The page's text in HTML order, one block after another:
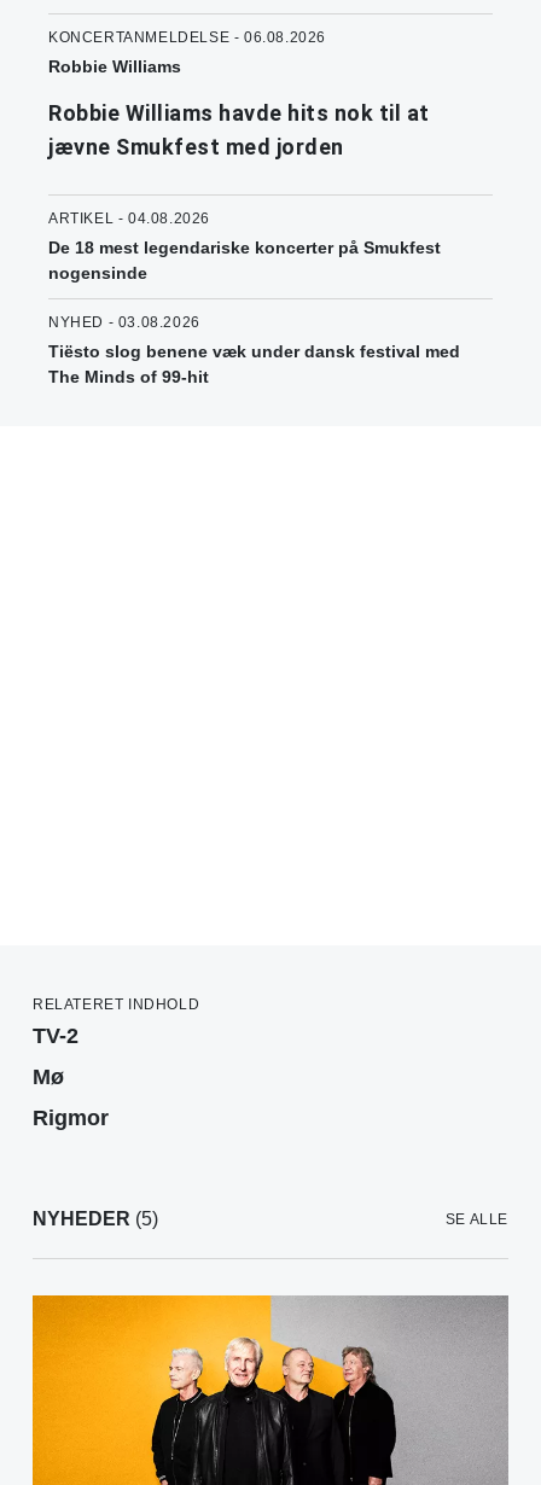
KONCERTANMELDELSE - 06.08.2026
Robbie Williams
Robbie Williams havde hits nok til at
jævne Smukfest med jorden
ARTIKEL - 04.08.2026
De 18 mest legendariske koncerter på Smukfest
nogensinde
NYHED - 03.08.2026
Tiësto slog benene væk under dansk festival med
The Minds of 99-hit
RELATERET INDHOLD
TV-2
Mø
Rigmor
NYHEDER (5) SE ALLE